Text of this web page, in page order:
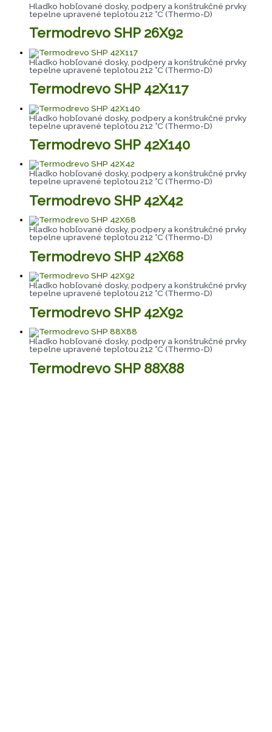
Hladko hobľované dosky, podpery a konštrukčné prvky
tepelne upravené teplotou 212 °C (Thermo-D)
Termodrevo SHP 26X92
Hladko hobľované dosky, podpery a konštrukčné prvky
tepelne upravené teplotou 212 °C (Thermo-D)
Termodrevo SHP 42X117
Hladko hobľované dosky, podpery a konštrukčné prvky
tepelne upravené teplotou 212 °C (Thermo-D)
Termodrevo SHP 42X140
Hladko hobľované dosky, podpery a konštrukčné prvky
tepelne upravené teplotou 212 °C (Thermo-D)
Termodrevo SHP 42X42
Hladko hobľované dosky, podpery a konštrukčné prvky
tepelne upravené teplotou 212 °C (Thermo-D)
Termodrevo SHP 42X68
Hladko hobľované dosky, podpery a konštrukčné prvky
tepelne upravené teplotou 212 °C (Thermo-D)
Termodrevo SHP 42X92
Hladko hobľované dosky, podpery a konštrukčné prvky
tepelne upravené teplotou 212 °C (Thermo-D)
Termodrevo SHP 88X88